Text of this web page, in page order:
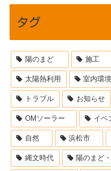
タグ
陽のまど 施工
太陽熱利用 室内環境
トラブル お知らせ
OMソーラー イベ
自然 浜松市
縄文時代 陽のまど